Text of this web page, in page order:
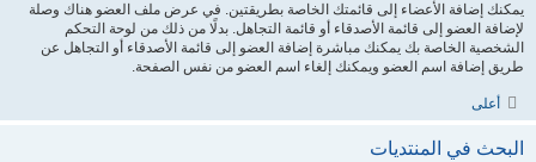
يمكنك إضافة الأعضاء إلى قائمتك الخاصة بطريقتين. في عرض ملف العضو هناك وصلة
لإضافة العضو إلى قائمة الأصدقاء أو قائمة التجاهل. بدلًا من ذلك من لوحة التحكم
الشخصية الخاصة بك يمكنك مباشرة إضافة العضو إلى قائمة الأصدقاء أو التجاهل عن
طريق إضافة اسم العضو ويمكنك إلغاء اسم العضو من نفس الصفحة.
أعلى
البحث في المنتديات